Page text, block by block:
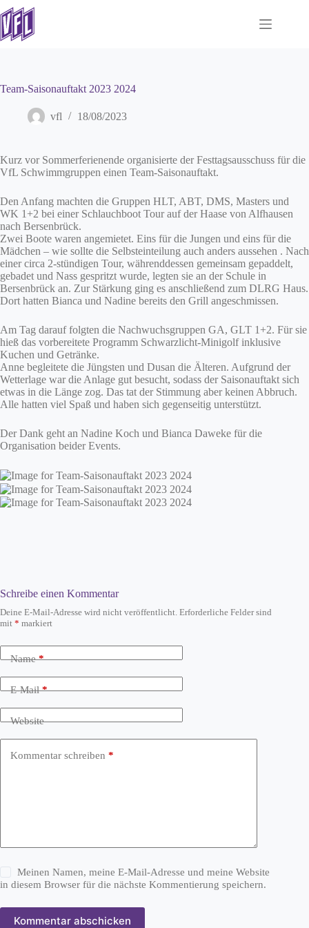
Zum
Inhalt
springen
Team-Saisonauftakt 2023 2024
vfl 18/08/2023
Kurz vor Sommerferienende organisierte der Festtagsausschuss für die
VfL Schwimmgruppen einen Team-Saisonauftakt.
Den Anfang machten die Gruppen HLT, ABT, DMS, Masters und
WK 1+2 bei einer Schlauchboot Tour auf der Haase von Alfhausen
nach Bersenbrück.
Zwei Boote waren angemietet. Eins für die Jungen und eins für die
Mädchen – wie sollte die Selbsteinteilung auch anders aussehen . Nach
einer circa 2-stündigen Tour, währenddessen gemeinsam gepaddelt,
gebadet und Nass gespritzt wurde, legten sie an der Schule in
Bersenbrück an. Zur Stärkung ging es anschließend zum DLRG Haus.
Dort hatten Bianca und Nadine bereits den Grill angeschmissen.
Am Tag darauf folgten die Nachwuchsgruppen GA, GLT 1+2. Für sie
hieß das vorbereitete Programm Schwarzlicht-Minigolf inklusive
Kuchen und Getränke.
Anne begleitete die Jüngsten und Dusan die Älteren. Aufgrund der
Wetterlage war die Anlage gut besucht, sodass der Saisonauftakt sich
etwas in die Länge zog. Das tat der Stimmung aber keinen Abbruch.
Alle hatten viel Spaß und haben sich gegenseitig unterstützt.
Der Dank geht an Nadine Koch und Bianca Daweke für die
Organisation beider Events.
Schreibe einen Kommentar
Deine E-Mail-Adresse wird nicht veröffentlicht. Erforderliche Felder sind
mit * markiert
Name*
E-Mail*
Website
Kommentar schreiben *
Meinen Namen, meine E-Mail-Adresse und meine Website
in diesem Browser für die nächste Kommentierung speichern.
Kommentar abschicken